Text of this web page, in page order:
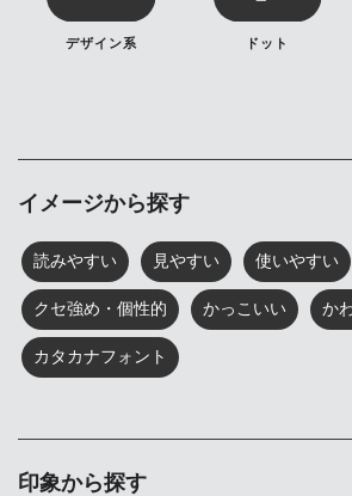
デザイン系 ドット
イメージから探す
読みやすい 見やすい 使いやすい
クセ強め・個性的 かっこいい か
カタカナフォント
印象から探す